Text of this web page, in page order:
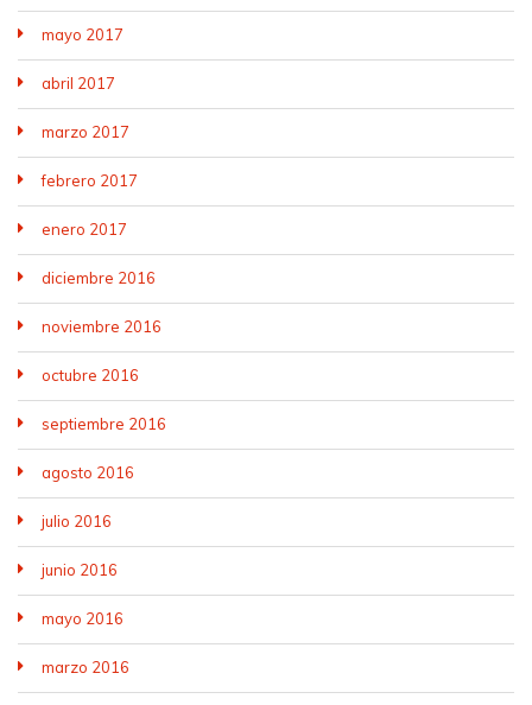
mayo 2017
abril 2017
marzo 2017
febrero 2017
enero 2017
diciembre 2016
noviembre 2016
octubre 2016
septiembre 2016
agosto 2016
julio 2016
junio 2016
mayo 2016
marzo 2016